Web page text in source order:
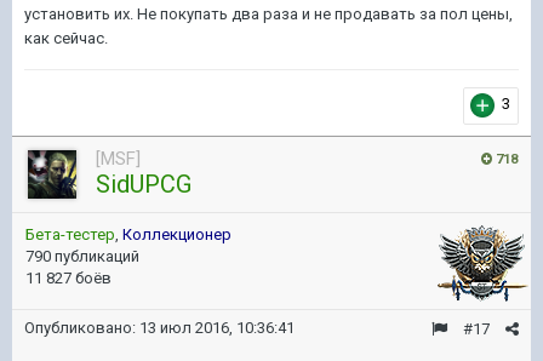
установить их. Не покупать два раза и не продавать за пол цены,
как сейчас.
3
718
[MSF]
SidUPCG
Бета-тестер, Коллекционер
790 публикаций
11 827 боёв
#17
Опубликовано: 13 июл 2016, 10:36:41